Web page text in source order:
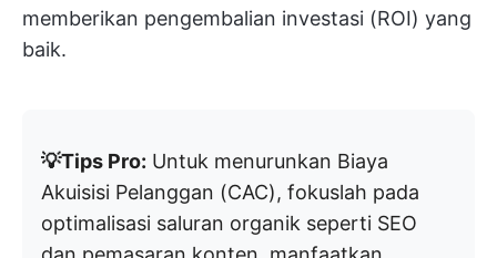
memberikan pengembalian investasi (ROI) yang
baik.
💡Tips Pro: Untuk menurunkan Biaya
Akuisisi Pelanggan (CAC), fokuslah pada
optimalisasi saluran organik seperti SEO